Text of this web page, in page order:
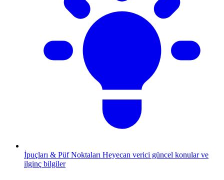
İpuçları & Püf Noktaları Heyecan verici güncel konular ve
ilginç bilgiler